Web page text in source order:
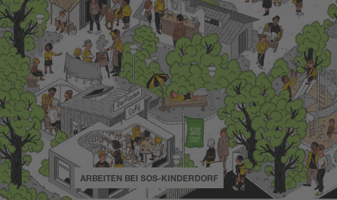
ARBEITEN BEI SOS-KINDERDORF